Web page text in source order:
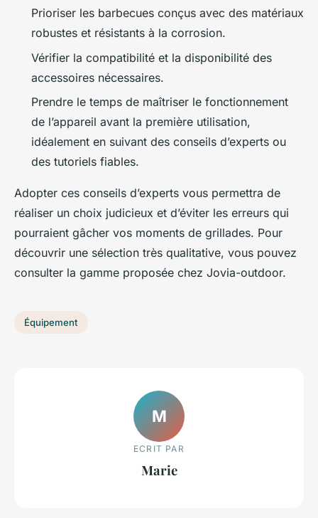
Prioriser les barbecues conçus avec des matériaux
robustes et résistants à la corrosion.
Vérifier la compatibilité et la disponibilité des
accessoires nécessaires.
Prendre le temps de maîtriser le fonctionnement
de l’appareil avant la première utilisation,
idéalement en suivant des conseils d’experts ou
des tutoriels fiables.
Adopter ces conseils d’experts vous permettra de
réaliser un choix judicieux et d’éviter les erreurs qui
pourraient gâcher vos moments de grillades. Pour
découvrir une sélection très qualitative, vous pouvez
consulter la gamme proposée chez Jovia-outdoor.
Équipement
M
ECRIT PAR
Marie